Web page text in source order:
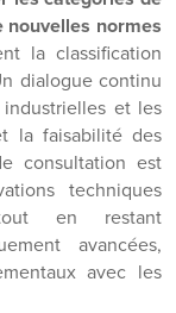
normes
la classification
dialogue continu
et les
la faisabilité des
consultation est
techniques
en restant
avancées,
avec les